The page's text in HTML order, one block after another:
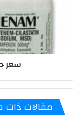
سعر
مقالات ذات